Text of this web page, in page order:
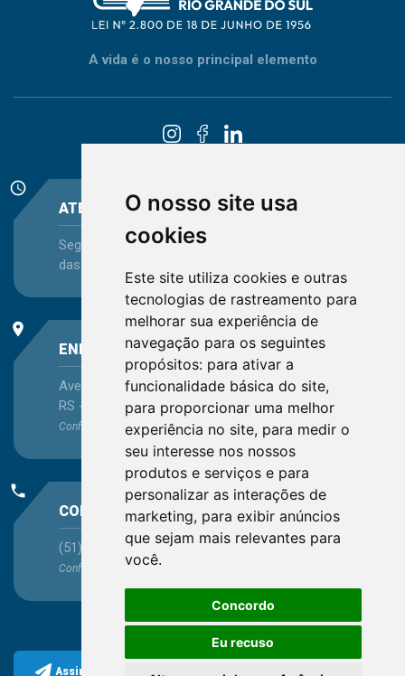
O nosso site usa
cookies
Este site utiliza cookies e outras
tecnologias de rastreamento para
melhorar sua experiência de
navegação para os seguintes
propósitos: para ativar a
funcionalidade básica do site,
para proporcionar uma melhor
experiência no site, para medir o
seu interesse nos nossos
produtos e serviços e para
personalizar as interações de
marketing, para exibir anúncios
que sejam mais relevantes para
você.
Concordo
Eu recuso
A vida é o nosso principal elemento
schedule
ATENDIMENTO
Segunda-feira a Sexta-feira - das 08:30 às 12:15 e
das 13:30 às 16:45
place
ENDEREÇO
Avenida Itaqui, 45, Bairro Petrópolis, Porto Alegre -
RS - CEP 90460-140
Confira as demaislocalizações no Estado
phone
CONTATO
(51) 3330-5659
Confira os e-mailsaqui
Assine a nossa newsletter